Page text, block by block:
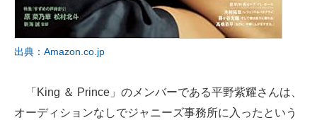
出典：Amazon.co.jp
「King ＆ Prince」のメンバーである平野紫耀さんは、
オーディションなしでジャニーズ事務所に入ったという